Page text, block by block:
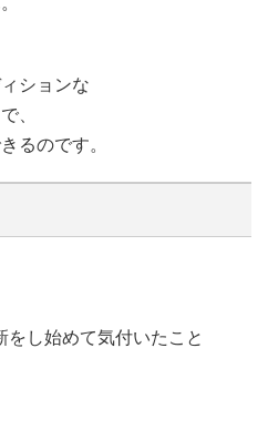
ションな
、
るのです。
をし始めて気付いたこと